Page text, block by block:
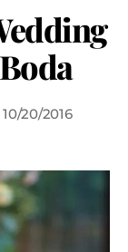
10/20/2016